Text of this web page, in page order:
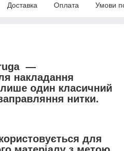
Доставка Оплата Умови
—
накладання
лише один класичний
нитки.
для